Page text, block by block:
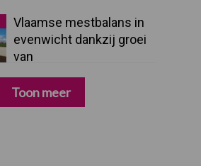
Vlaamse mestbalans in
evenwicht dankzij groei
van
verwerkingscapaciteit
Toon meer